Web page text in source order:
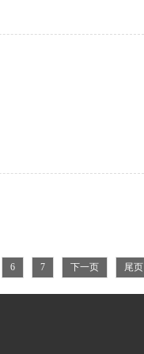
6 7 下一页 尾页